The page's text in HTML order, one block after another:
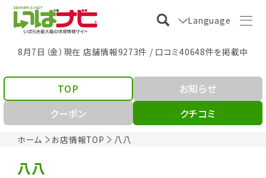
Language
8月7日（金）現在 店舗情報9273件 / 口コミ40648件を掲載中
ホーム お店情報TOP 八八
TOP
お知らせ
クーポン
クチコミ
八八